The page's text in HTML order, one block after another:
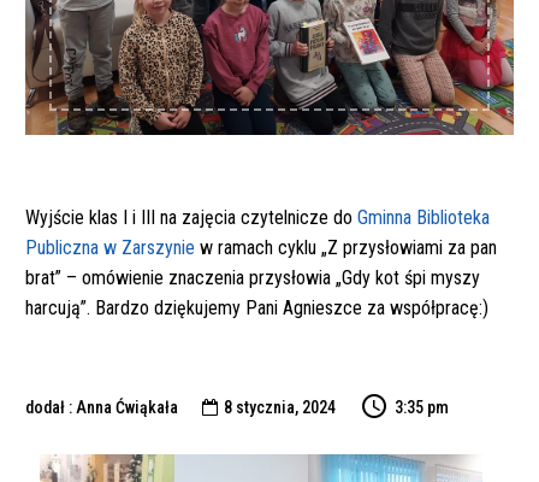
Wyjście klas I i III na zajęcia czytelnicze do Gminna Biblioteka
Publiczna w Zarszynie w ramach cyklu „Z przysłowiami za pan
brat” – omówienie znaczenia przysłowia „Gdy kot śpi myszy
harcują”. Bardzo dziękujemy Pani Agnieszce za współpracę:)
dodał : Anna Ćwiąkała  8 stycznia, 2024 3:35 pm